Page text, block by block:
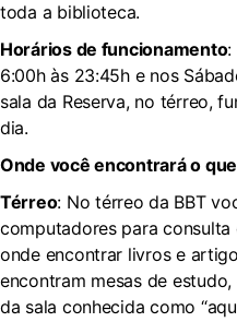
toda a biblioteca.
Horários de funcionamento:
6:00h às 23:45h e nos
sala da Reserva, no térreo,
dia.
Onde você encontrará o
Térreo: No térreo da BBT
computadores para consulta
onde encontrar livros e
encontram mesas de
da sala conhecida como